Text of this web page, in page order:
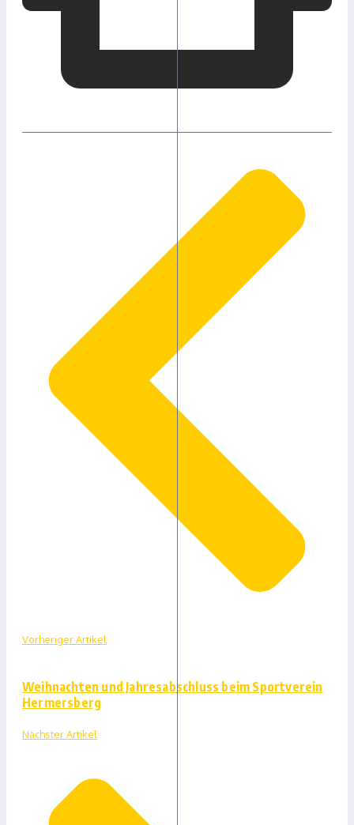
Vorheriger Artikel
Weihnachten und Jahresabschluss beim Sportverein
Hermersberg
Nächster Artikel